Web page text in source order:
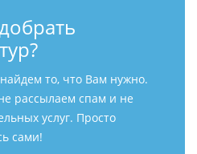
то, что Вам нужно.
рассылаем спам и не
услуг. Просто
сами!